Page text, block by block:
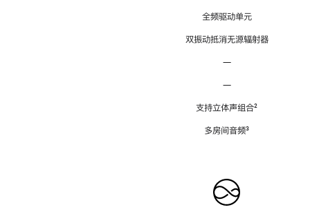
全频驱动单元
双振动抵消无源辐射器
—
—
支持立体声组合脚
²
多房间音频脚
³